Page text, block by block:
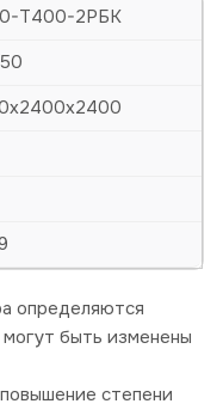
Т400-2РБК
определяются
быть изменены
степени